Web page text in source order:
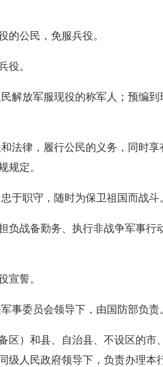
公民，免服兵役。
。
解放军服现役的称军人；预编
法律，履行公民的义务，同时
定。
于职守，随时为保卫祖国而战斗。
战备勤务、执行非战争军事行
誓。
事委员会领导下，由国防部负责。
区）和县、自治县、不设区的市
人民政府领导下，负责办理本